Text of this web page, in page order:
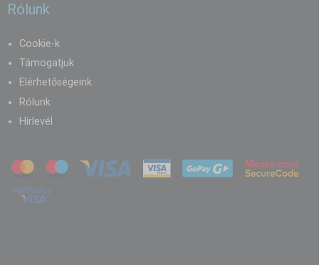
Rólunk
Cookie-k
Támogatjuk
Elérhetőségeink
Rólunk
Hírlevél